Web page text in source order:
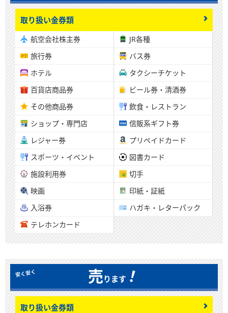
取り扱い金券類
航空会社株主券
JR各種
旅行券
バス券
ホテル
タクシーチケット
百貨店商品券
ビール券・清酒券
その他商品券
飲食・レストラン
ショップ・専門店
信販系ギフト券
レジャー券
プリペイドカード
スポーツ・イベント
図書カード
施設利用券
切手
映画
印紙・証紙
入浴券
ハガキ・レターパック
テレホンカード
売ります！
取り扱い金券類